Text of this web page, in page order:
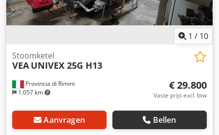
1 / 10
Provincia di Rimini
1.057 km
Stoomketel
VEA UNIVEX 25G H13
€ 29.800
Vaste prijs excl. btw
Aanvragen Bellen